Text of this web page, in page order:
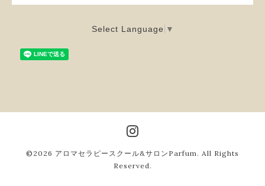
Select Language ▼
©2026 アロマセラピースクール&サロンParfum . All Rights
Reserved.